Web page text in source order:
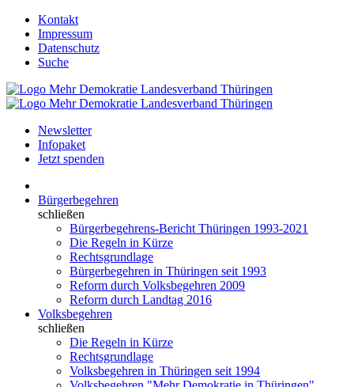
Kontakt
Impressum
Datenschutz
Suche
Newsletter
Infopaket
Jetzt spenden
Bürgerbegehren
schließen
Bürgerbegehrens-Bericht Thüringen 1993-2021
Die Regeln in Kürze
Rechtsgrundlage
Bürgerbegehren in Thüringen seit 1993
Reform durch Volksbegehren 2009
Reform durch Landtag 2016
Volksbegehren
schließen
Die Regeln in Kürze
Rechtsgrundlage
Volksbegehren in Thüringen seit 1994